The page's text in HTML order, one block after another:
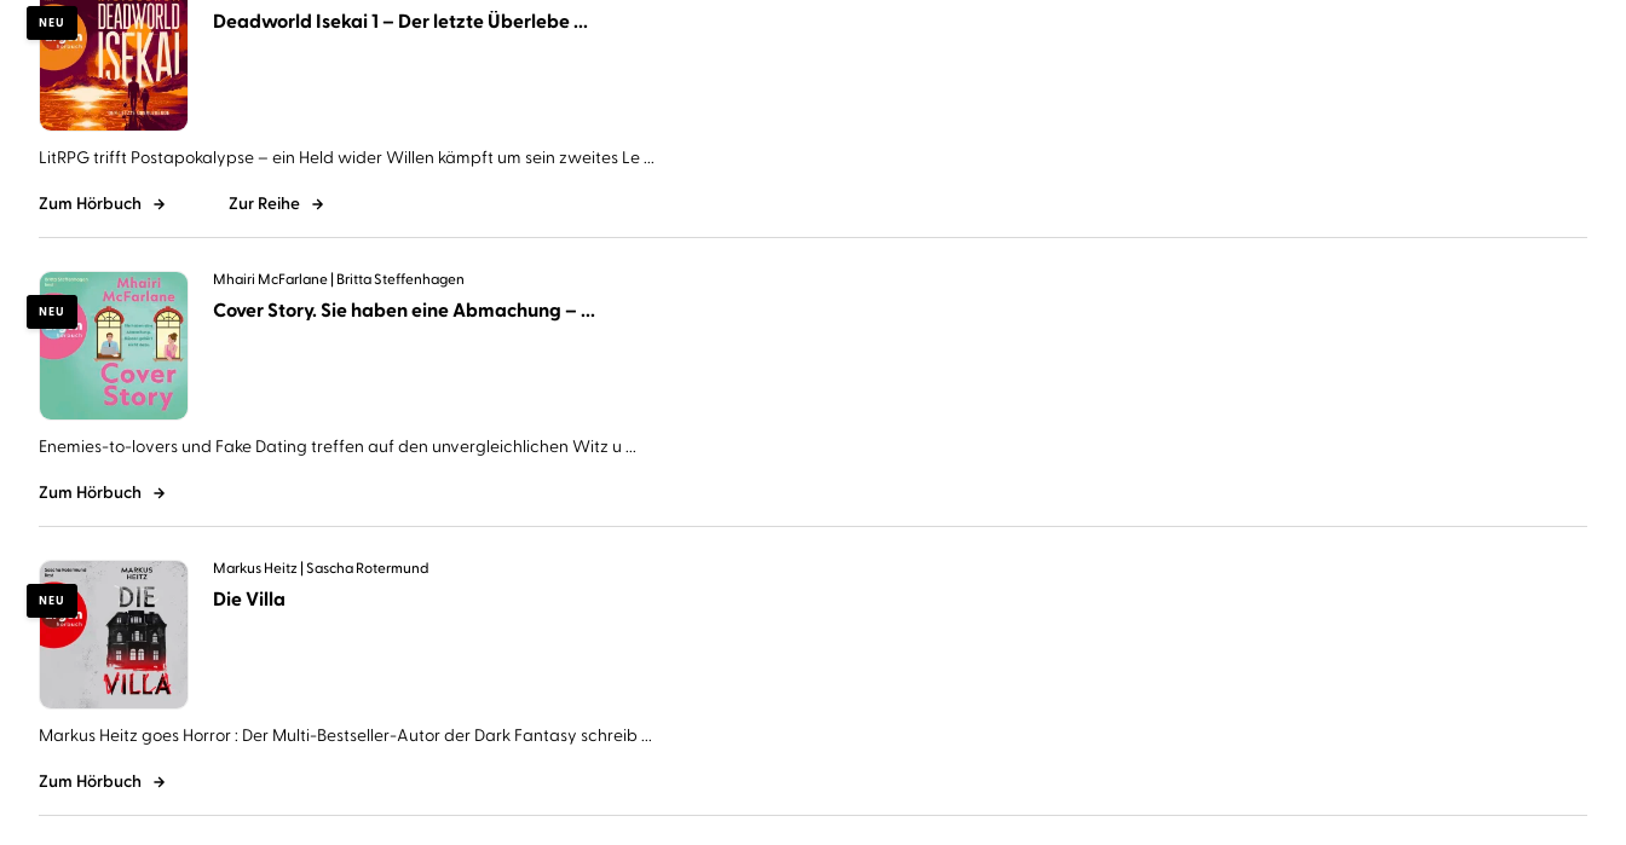
NEU Deadworld Isekai 1 – Der letzte Überlebe ...
LitRPG trifft Postapokalypse – ein Held wider Willen kämpft um sein zweites Le ...
Zum Hörbuch Zur Reihe
NEU
Mhairi McFarlane Britta Steffenhagen
Cover Story. Sie haben eine Abmachung – ...
Enemies-to-lovers und Fake Dating treffen auf den unvergleichlichen Witz u ...
Zum Hörbuch
NEU
Markus Heitz Sascha Rotermund
Die Villa
Markus Heitz goes Horror : Der Multi-Bestseller-Autor der Dark Fantasy schreib ...
Zum Hörbuch